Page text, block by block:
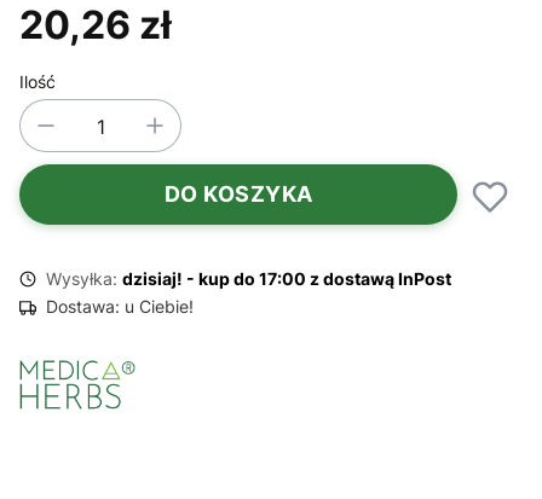
Cena
20,26 zł
Ilość
DO KOSZYKA
Wysyłka: dzisiaj! - kup do 17:00 z dostawą InPost
Dostawa: u Ciebie!